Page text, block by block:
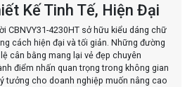
Kế Tinh Tế, Hiện Đại
CBNVY31-4230HT sở hữu kiểu dáng chữ
cách hiện đại và tối giản. Những đường
cân bằng mang lại vẻ đẹp chuyên
điểm nhấn quan trọng trong không gian
tưởng cho doanh nghiệp muốn nâng cao